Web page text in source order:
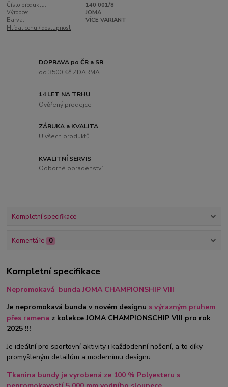
Číslo produktu:
140 001/8
Výrobce:
JOMA
Barva:
VÍCE VARIANT
Hlídat cenu / dostupnost
DOPRAVA po ČR a SR
od 3500 Kč ZDARMA
14 LET NA TRHU
Ověřený prodejce
ZÁRUKA a KVALITA
U všech produktů
KVALITNÍ SERVIS
Odborné poradenství
Kompletní specifikace
Komentáře 0
Kompletní specifikace
Nepromokavá bunda JOMA CHAMPIONSHIP VIII
Je nepromokavá bunda v novém designu s výrazným pruhem
přes ramena z kolekce JOMA CHAMPIONSCHIP VIII pro rok
2025 !!!
Je ideální pro sportovní aktivity i každodenní nošení, a to díky
promyšleným detailům a modernímu designu.
Tkanina bundy je vyrobená ze 100 % Polyesteru s